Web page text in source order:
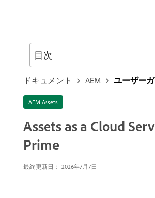
ドキュメント AEM ユーザー
AEM Assets
Assets as a Cloud
Prime
最終更新日： 2026年7月7日
目次